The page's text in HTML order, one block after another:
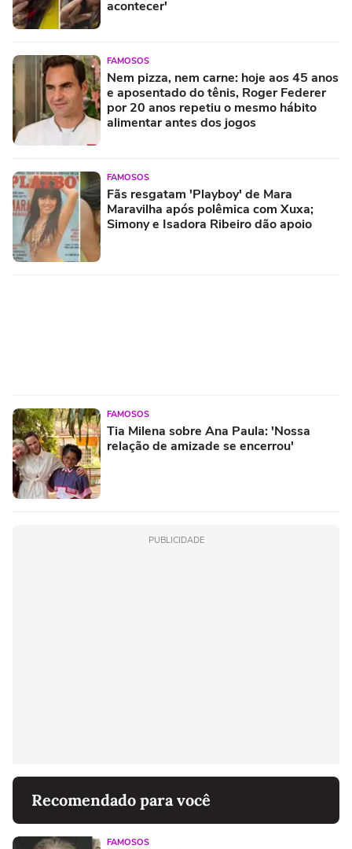
acontecer'
FAMOSOS
Nem pizza, nem carne: hoje aos 45 anos
e aposentado do tênis, Roger Federer
por 20 anos repetiu o mesmo hábito
alimentar antes dos jogos
FAMOSOS
Fãs resgatam 'Playboy' de Mara
Maravilha após polêmica com Xuxa;
Simony e Isadora Ribeiro dão apoio
FAMOSOS
Tia Milena sobre Ana Paula: 'Nossa
relação de amizade se encerrou'
PUBLICIDADE
Recomendado para você
FAMOSOS